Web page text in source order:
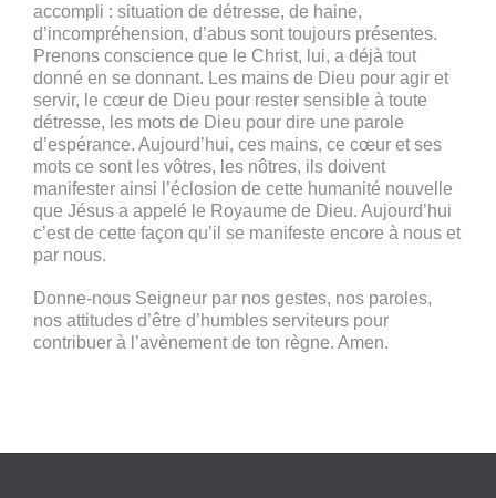
accompli : situation de détresse, de haine,
d’incompréhension, d’abus sont toujours présentes.
Prenons conscience que le Christ, lui, a déjà tout
donné en se donnant. Les mains de Dieu pour agir et
servir, le cœur de Dieu pour rester sensible à toute
détresse, les mots de Dieu pour dire une parole
d’espérance. Aujourd’hui, ces mains, ce cœur et ses
mots ce sont les vôtres, les nôtres, ils doivent
manifester ainsi l’éclosion de cette humanité nouvelle
que Jésus a appelé le Royaume de Dieu. Aujourd’hui
c’est de cette façon qu’il se manifeste encore à nous et
par nous.
Donne-nous Seigneur par nos gestes, nos paroles,
nos attitudes d’être d’humbles serviteurs pour
contribuer à l’avènement de ton règne. Amen.